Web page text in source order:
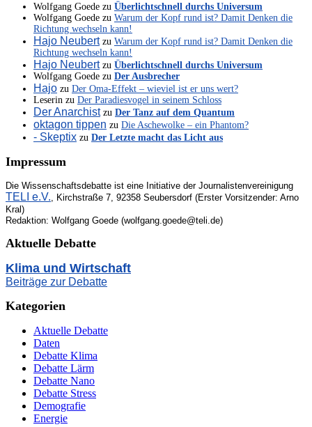
Wolfgang Goede zu Überlichtschnell durchs Universum
Wolfgang Goede zu Warum der Kopf rund ist? Damit Denken die
Richtung wechseln kann!
Hajo Neubertzu Warum der Kopf rund ist? Damit Denken die
Richtung wechseln kann!
Hajo Neubertzu Überlichtschnell durchs Universum
Wolfgang Goede zu Der Ausbrecher
Hajo zu Der Oma-Effekt – wieviel ist er uns wert?
Leserin zu Der Paradiesvogel in seinem Schloss
Der Anarchistzu Der Tanz auf dem Quantum
oktagon tippen zu Die Aschewolke – ein Phantom?
- Skeptix zu Der Letzte macht das Licht aus
Impressum
Die Wissenschaftsdebatte ist eine Initiative der Journalistenvereinigung
TELI e.V., Kirchstraße 7, 92358 Seubersdorf (Erster Vorsitzender: Arno
Kral)
Redaktion: Wolfgang Goede (wolfgang.goede@teli.de)
Aktuelle Debatte
Klima und Wirtschaft
Beiträge zur Debatte
Kategorien
Aktuelle Debatte
Daten
Debatte Klima
Debatte Lärm
Debatte Nano
Debatte Stress
Demografie
Energie